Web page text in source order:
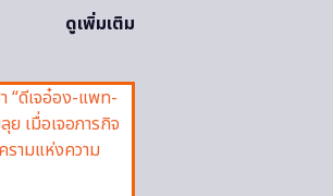
ดูเพิ่มเติม